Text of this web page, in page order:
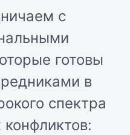
с
готовы
в
спектра